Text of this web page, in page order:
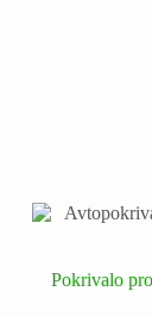
Pokrivalo